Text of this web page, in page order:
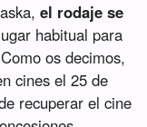
el rodaje se
habitual para
os decimos,
cines el 25 de
recuperar el cine